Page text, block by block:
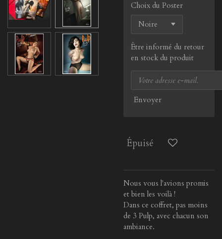
Choix du Poster
Être informé du retour
en stock du produit
Envoyer
Épuisé
Nous vous l'avions promis
et bien les voilà !
Dans ce coffret, pas moins
de 3 Pulp, avec chacun son
ambiance.